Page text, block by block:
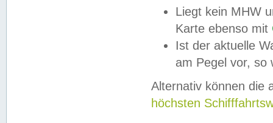
Liegt kein MHW
Karte ebenso mit
Ist der aktuelle
am Pegel vor,
Alternativ können die
höchsten